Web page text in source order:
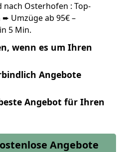
Osterhofen : Top-
Umzüge ab 95€ –
5 Min.
wenn es um Ihren
Angebote
Angebot für Ihren
Angebote